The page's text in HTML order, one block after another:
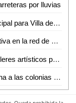
por lluvias
Exigen Conformación del Consejo Municipal para Villa de Pozos
Continúa la limpieza preventiva y correctiva en la red de saneamiento para mejorar su funcionamiento en estos días de lluvia.
La UASLP oferta más de 50 cursos y talleres artísticos para el periodo agosto-diciembre de 2024
Gobierno Municipal lleva el Día de Talacha a las colonias Ferrocarrilera y Popular